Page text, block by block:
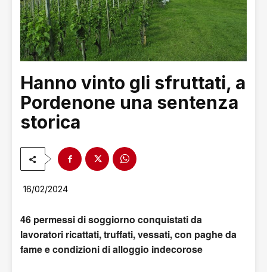
Hanno vinto gli sfruttati, a
Pordenone una sentenza
storica
16/02/2024
46 permessi di soggiorno conquistati da
lavoratori ricattati, truffati, vessati, con paghe da
fame e condizioni di alloggio indecorose